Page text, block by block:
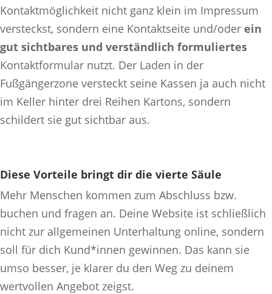
Kontaktmöglichkeit nicht ganz klein im Impressum
versteckst, sondern eine Kontaktseite und/oder ein
gut sichtbares und verständlich formuliertes
Kontaktformular nutzt. Der Laden in der
Fußgängerzone versteckt seine Kassen ja auch nicht
im Keller hinter drei Reihen Kartons, sondern
schildert sie gut sichtbar aus.
Diese Vorteile bringt dir die vierte Säule
Mehr Menschen kommen zum Abschluss bzw.
buchen und fragen an. Deine Website ist schließlich
nicht zur allgemeinen Unterhaltung online, sondern
soll für dich Kund*innen gewinnen. Das kann sie
umso besser, je klarer du den Weg zu deinem
wertvollen Angebot zeigst.